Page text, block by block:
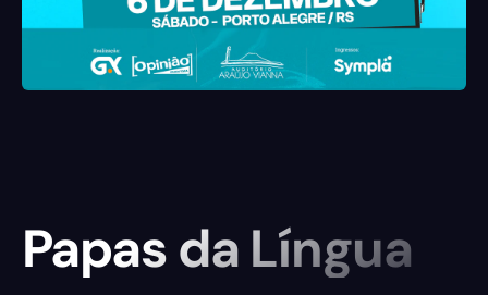
Papas da Língua